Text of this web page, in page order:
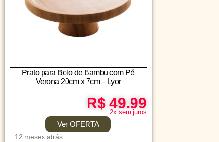
Prato para Bolo de Bambu com Pé
Verona 20cm x 7cm – Lyor
R$ 49.99
2x sem juros
Ver OFERTA
12 meses atrás